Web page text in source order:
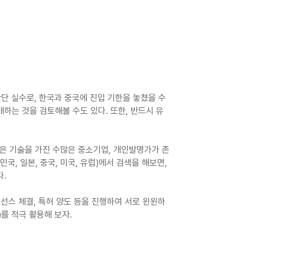
실수로, 한국과 중국에 진입 기한을 놓쳤을 수
는 것을 검토해볼 수도 있다. 또한, 반드시 유
기술을 가진 수많은 중소기업, 개인발명가가 존
국, 일본, 중국, 미국, 유럽)에서 검색을 해보면,
.
스 체결, 특허 양도 등을 진행하여 서로 윈윈하
적극 활용해 보자.